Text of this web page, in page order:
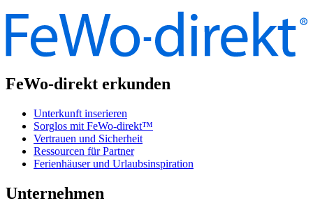
FeWo-direkt erkunden
Unterkunft inserieren
Sorglos mit FeWo-direkt™
Vertrauen und Sicherheit
Ressourcen für Partner
Ferienhäuser und Urlaubsinspiration
Unternehmen